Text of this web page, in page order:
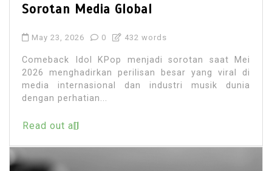
Sorotan Media Global
May 23, 2026 0 432 words
Comeback Idol KPop menjadi sorotan saat Mei
2026 menghadirkan perilisan besar yang viral di
media internasional dan industri musik dunia
dengan perhatian...
Read out all